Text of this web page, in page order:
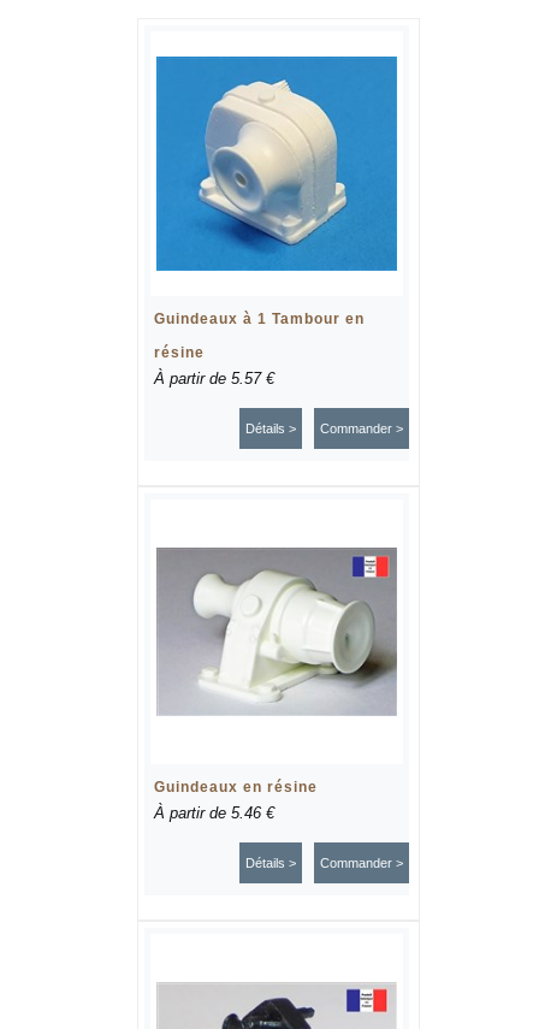
Guindeaux à 1 Tambour en
résine
À partir de 5.57 €
Commander >
Détails >
Guindeaux en résine
À partir de 5.46 €
Commander >
Détails >